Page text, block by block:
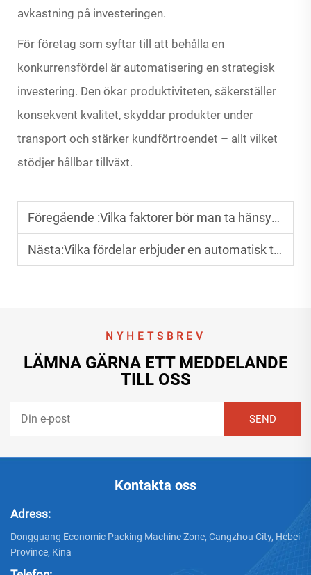
avkastning på investeringen.
För företag som syftar till att behålla en
konkurrensfördel är automatisering en strategisk
investering. Den ökar produktiviteten, säkerställer
konsekvent kvalitet, skyddar produkter under
transport och stärker kundförtroendet – allt vilket
stödjer hållbar tillväxt.
Föregående :Vilka faktorer bör man ta hänsyn till vid val av förpackningsmaskin för lådor?
Nästa:Vilka fördelar erbjuder en automatisk tryckmaskin med slottning och dieschneider?
NYHETSBREV
LÄMNA GÄRNA ETT MEDDELANDE
TILL OSS
Kontakta oss
Adress:
Dongguang Economic Packing Machine Zone, Cangzhou City, Hebei
Province, Kina